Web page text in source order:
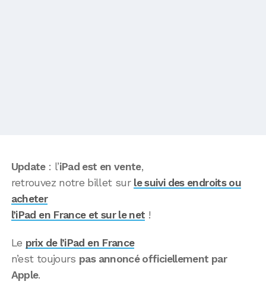
Update: l’iPad est en vente,
retrouvez notre billet sur le suivi des endroits ou
acheter
l’iPad en France et sur le net !
Le prix de l’iPad en France
n’est toujours pas annoncé officiellement par
Apple.